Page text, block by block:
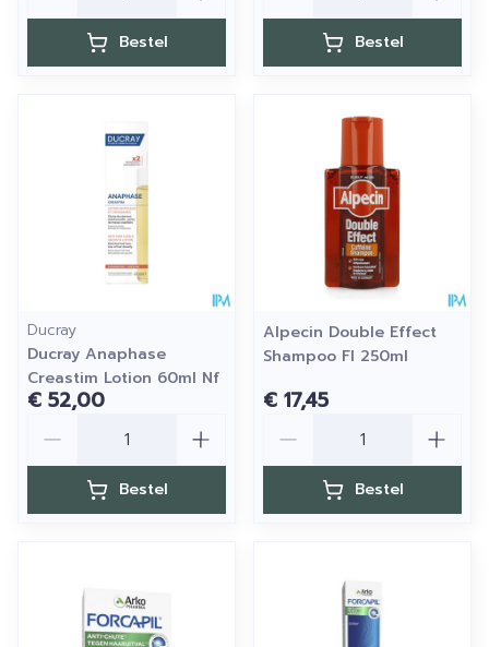
Bestel Bestel
Ducray
Ducray Anaphase
Creastim Lotion 60ml Nf
€ 52,00
Bestel
Alpecin Double Effect
Shampoo Fl 250ml
€ 17,45
Bestel